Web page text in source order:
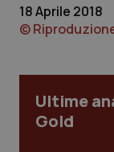
Marche
Piemonte
Donna &
HIV
18 Aprile 2018
©
Ultime
Gold